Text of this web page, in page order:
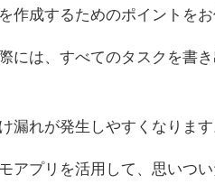
作成するためのポイントをお
には、すべてのタスクを書
漏れが発生しやすくなります
アプリを活用して、思いつ